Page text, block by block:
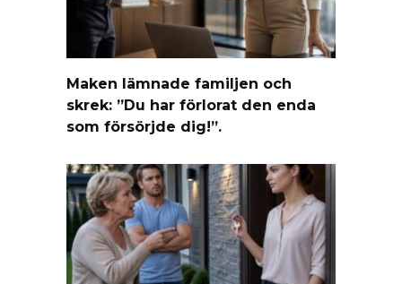
Maken lämnade familjen och
skrek: ”Du har förlorat den enda
som försörjde dig!”.